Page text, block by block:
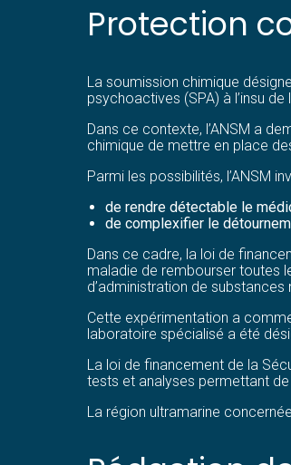
Protection
La soumission chimique
psychoactives (SPA) à l’insu
Dans ce contexte, l’ANSM a
chimique de mettre en place
Parmi les possibilités, l’ANSM
de rendre détectable le
de complexifier le
Dans ce cadre, la loi de
maladie de rembourser toutes
d’administration de
Cette expérimentation a
laboratoire spécialisé a été
La loi de financement de la
tests et analyses permettant
La région ultramarine